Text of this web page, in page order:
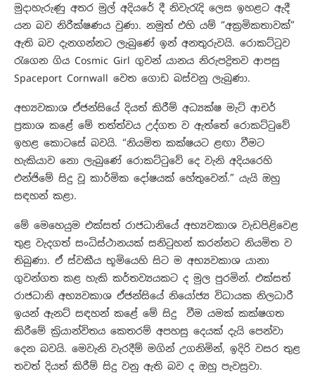
මුදාහැරුණු අතර මුල් අදියරේ දී නිවැරැදි ලෙස ඉහළට ඇදී
යන බව නිරීක්ෂණය වුණා. නමුත් එහි යම් “අක්‍රමිකතාවක්”
ඇති බව දැනගන්නට ලැබුණේ ඉන් අනතුරුවයි. රොකට්ටුව
රැගෙන ගිය Cosmic Girl ගුවන් යානය නිරුපද්‍රිතව ආපසු
Spaceport Cornwall වෙත ගොඩ බස්වනු ලැබුණා.
අභ්‍යවකාශ ඒජන්සියේ දියත් කිරීම් අධ්‍යක්ෂ මැට් ආචර්
ප්‍රකාශ කළේ මේ තත්ත්වය උද්ගත ව ඇත්තේ රොකට්ටුවේ
ඉහළ කොටසේ බවයි. “නියමිත කක්ෂයට ළඟා වීමට
හැකියාව නො ලැබුණේ රොකට්ටුවේ දෙ වැනි අදියරෙහි
එන්ජිමේ සිදු වූ කාර්මික දෝෂයක් හේතුවෙන්.” යැයි ඔහු
සඳහන් කළා.
මේ මෙහෙයුම එක්සත් රාජධානියේ අභ්‍යවකාශ වැඩපිළිවෙළ
තුළ වැදගත් සංධිස්ථානයක් සනිටුහන් කරන්නට නියමිත ව
තිබුණා. ඒ ස්වකීය භූමියෙහි සිට ම අභ්‍යවකාශ යානා
ගුවන්ගත කළ හැකි කර්තව්‍යයකට ද මුල පුරමින්. එක්සත්
රාජධානි අභ්‍යවකාශ ඒජන්සියේ නියෝජ්‍ය විධායක නිලධාරී
ඉයන් ඇනට් සඳහන් කළේ මේ සිදු වීම යමක් කක්ෂගත
කිරීමේ ක්‍රියාන්විතය කෙතරම් අපහසු දෙයක් දැයි පෙන්වා
දෙන බවයි. මෙවැනි වැරදීම් මගින් උගනිමින්, ඉදිරි වසර තුළ
තවත් දියත් කිරීම් සිදු වනු ඇති බව ද ඔහු පැවසුවා.